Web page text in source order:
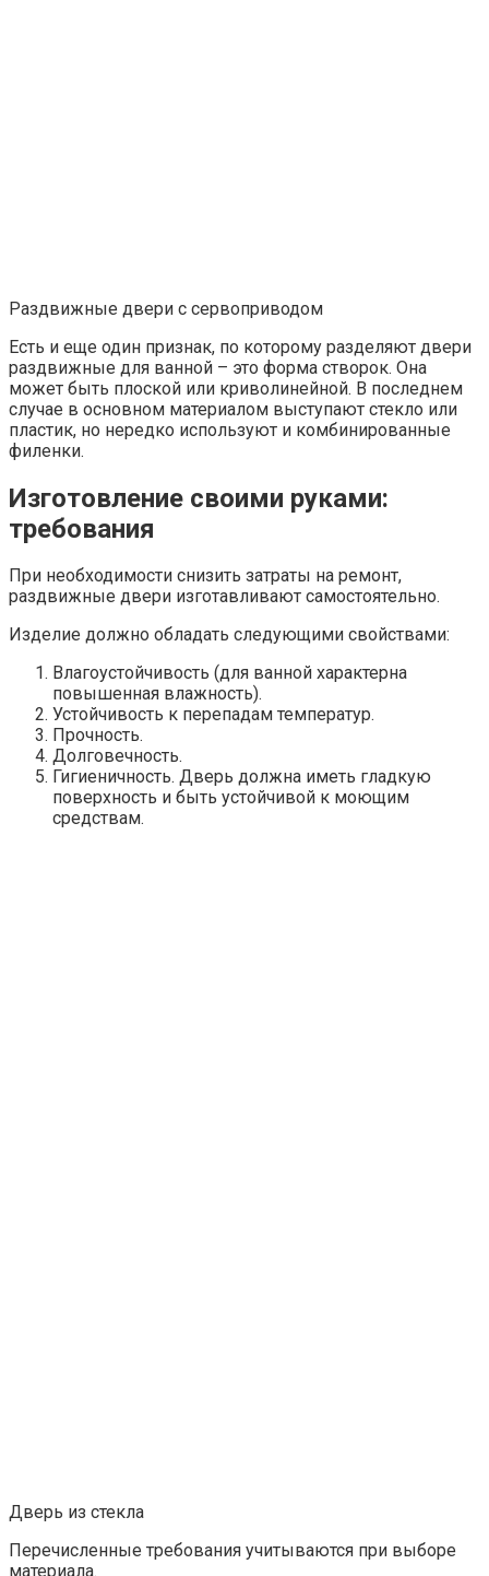
Раздвижные двери с сервоприводом
Есть и еще один признак, по которому разделяют двери
раздвижные для ванной – это форма створок. Она
может быть плоской или криволинейной. В последнем
случае в основном материалом выступают стекло или
пластик, но нередко используют и комбинированные
филенки.
Изготовление своими руками:
требования
При необходимости снизить затраты на ремонт,
раздвижные двери изготавливают самостоятельно.
Изделие должно обладать следующими свойствами:
Влагоустойчивость (для ванной характерна
повышенная влажность).
Устойчивость к перепадам температур.
Прочность.
Долговечность.
Гигиеничность. Дверь должна иметь гладкую
поверхность и быть устойчивой к моющим
средствам.
Дверь из стекла
Перечисленные требования учитываются при выборе
материала.